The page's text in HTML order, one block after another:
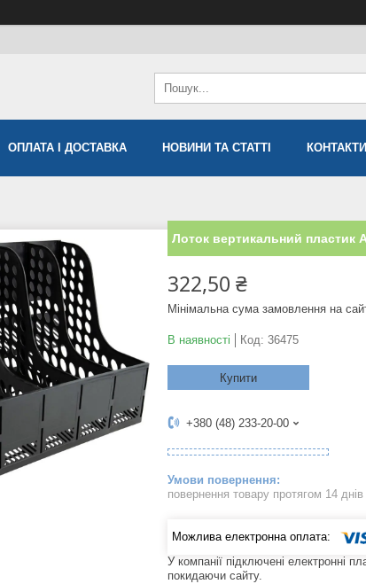
ОПЛАТА І ДОСТАВКА НОВИНИ ТА СТАТТІ КОНТАКТИ
Лоток вертикальний пластик
322,50 ₴
Мінімальна сума замовлення на
В наявності Код: 36475
Купити
+380 (48) 233-20-00
повернення товару протягом 14 днів
У компанії підключені електронні
покидаючи сайту.